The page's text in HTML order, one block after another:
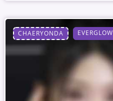
CHAERYONDA EVERGLOW